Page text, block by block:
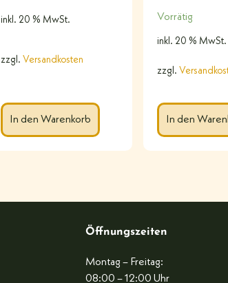
inkl. 20 % MwSt.
zzgl. Versandkosten
In den Warenkorb
Vorrätig
inkl. 20 % MwSt.
zzgl.
In den
Öffnungszeiten
Montag – Freitag:
08:00 – 12:00 Uhr